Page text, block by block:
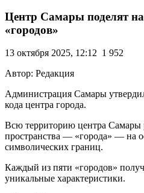
Центр Самары поделят
«городов»
13 октября 2025, 12:12 1 952
Автор: Редакция
Администрация Самары
кода центра города.
Всю территорию центра Самары
пространства — «города» — на
символических границ.
Каждый из пяти «городов»
уникальные характеристики.